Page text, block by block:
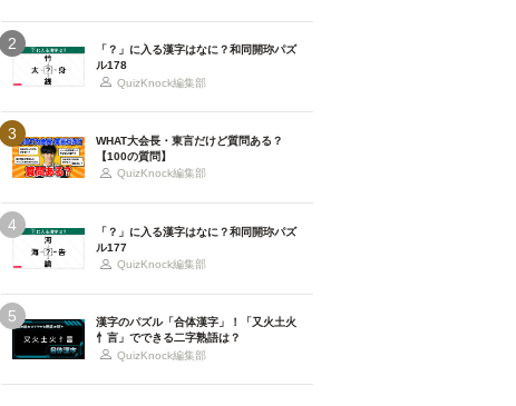
2
「？」に入る漢字はなに？和同開珎パズ
ル178
QuizKnock編集部
3
WHAT大会長・東言だけど質問ある？
【100の質問】
QuizKnock編集部
4
「？」に入る漢字はなに？和同開珎パズ
ル177
QuizKnock編集部
5
漢字のパズル「合体漢字」！「又火土火
忄言」でできる二字熟語は？
QuizKnock編集部